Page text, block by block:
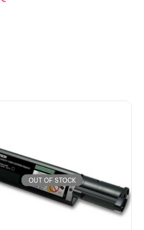
OUT OF STOCK